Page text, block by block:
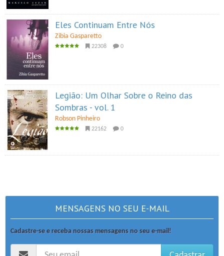
Eles Continuam Entre Nós
Zibia Gasparetto
22308 0
Legião: Um Olhar Sobre o Reino das
Sombras - vol. 1
Robson Pinheiro
22162 0
MENSAGENS NO SEU E-MAIL
Cadastre-se e receba nossas mensagens no seu e-mail!